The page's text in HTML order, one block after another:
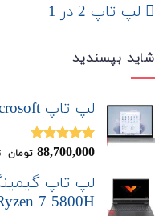
لپ تاپ 2 در 1
شاید بپسندید
لپ تاپ Microsoft مدل Surface Laptop 5
نمره4.75
88,700,000 تومان
7 5800H